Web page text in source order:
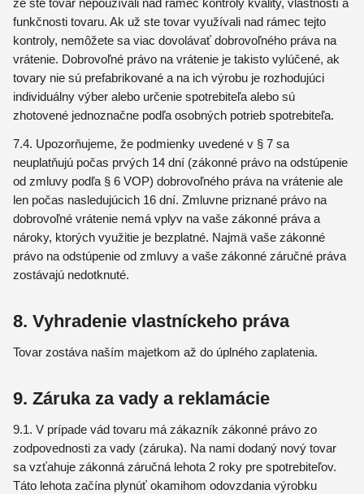
že ste tovar nepoužívali nad rámec kontroly kvality, vlastností a
funkčnosti tovaru. Ak už ste tovar využívali nad rámec tejto
kontroly, nemôžete sa viac dovolávať dobrovoľného práva na
vrátenie. Dobrovoľné právo na vrátenie je takisto vylúčené, ak
tovary nie sú prefabrikované a na ich výrobu je rozhodujúci
individuálny výber alebo určenie spotrebiteľa alebo sú
zhotovené jednoznačne podľa osobných potrieb spotrebiteľa.
7.4. Upozorňujeme, že podmienky uvedené v § 7 sa
neuplatňujú počas prvých 14 dní (zákonné právo na odstúpenie
od zmluvy podľa § 6 VOP) dobrovoľného práva na vrátenie ale
len počas nasledujúcich 16 dní. Zmluvne priznané právo na
dobrovoľné vrátenie nemá vplyv na vaše zákonné práva a
nároky, ktorých využitie je bezplatné. Najmä vaše zákonné
právo na odstúpenie od zmluvy a vaše zákonné záručné práva
zostávajú nedotknuté.
8. Vyhradenie vlastníckeho práva
Tovar zostáva naším majetkom až do úplného zaplatenia.
9. Záruka za vady a reklamácie
9.1. V prípade vád tovaru má zákazník zákonné právo zo
zodpovednosti za vady (záruka). Na nami dodaný nový tovar
sa vzťahuje zákonná záručná lehota 2 roky pre spotrebiteľov.
Táto lehota začína plynúť okamihom odovzdania výrobku